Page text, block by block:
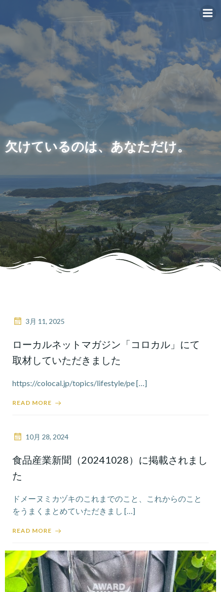
ン
テ
ン
ツ
へ
キ
ッ
プ
欠けているのは、あなただけ。
3月 11, 2025
ローカルネットマガジン「コロカル」にて
取材していただきました
https://colocal.jp/topics/lifestyle/pe […]
READ MORE
10月 28, 2024
食品産業新聞（20241028）に掲載されまし
た
ドメーヌミカヅキのこれまでのこと、これからのこと
をうまくまとめていただきまし […]
READ MORE